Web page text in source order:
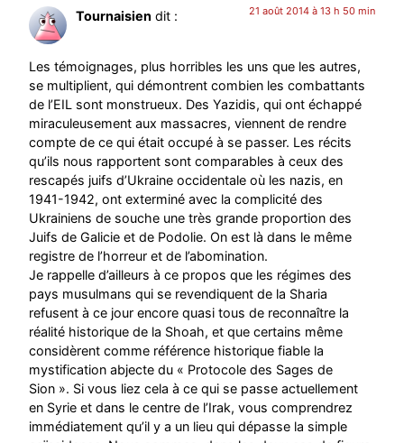
Tournaisien dit : 21 août 2014 à 13 h 50 min
Les témoignages, plus horribles les uns que les autres,
se multiplient, qui démontrent combien les combattants
de l’EIL sont monstrueux. Des Yazidis, qui ont échappé
miraculeusement aux massacres, viennent de rendre
compte de ce qui était occupé à se passer. Les récits
qu’ils nous rapportent sont comparables à ceux des
rescapés juifs d’Ukraine occidentale où les nazis, en
1941-1942, ont exterminé avec la complicité des
Ukrainiens de souche une très grande proportion des
Juifs de Galicie et de Podolie. On est là dans le même
registre de l’horreur et de l’abomination.
Je rappelle d’ailleurs à ce propos que les régimes des
pays musulmans qui se revendiquent de la Sharia
refusent à ce jour encore quasi tous de reconnaître la
réalité historique de la Shoah, et que certains même
considèrent comme référence historique fiable la
mystification abjecte du « Protocole des Sages de
Sion ». Si vous liez cela à ce qui se passe actuellement
en Syrie et dans le centre de l’Irak, vous comprendrez
immédiatement qu’il y a un lieu qui dépasse la simple